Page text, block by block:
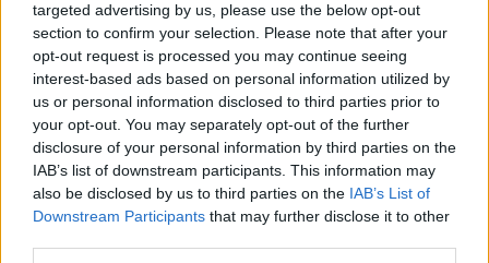
targeted advertising by us, please use the below opt-out
section to confirm your selection. Please note that after your
opt-out request is processed you may continue seeing
interest-based ads based on personal information utilized by
us or personal information disclosed to third parties prior to
your opt-out. You may separately opt-out of the further
disclosure of your personal information by third parties on the
IAB’s list of downstream participants. This information may
also be disclosed by us to third parties on the IAB’s List of
Downstream Participants that may further disclose it to other
TINTA Könyvkiadó•2022. december 06.
Igazában nincs okom és jogom ezt az állítást a téves
hiedelmek közé sorolni, hiszen sajnos a mindennapi
tapasztalat éppenséggel igazolni látszik, ahogy
korábban erről A nyelvtehetség ritka adottság? című
bejegyzésben is szót ejtettem róla. Legfeljebb azt
próbálhatom cáfolni, hogy ez valamiféle…